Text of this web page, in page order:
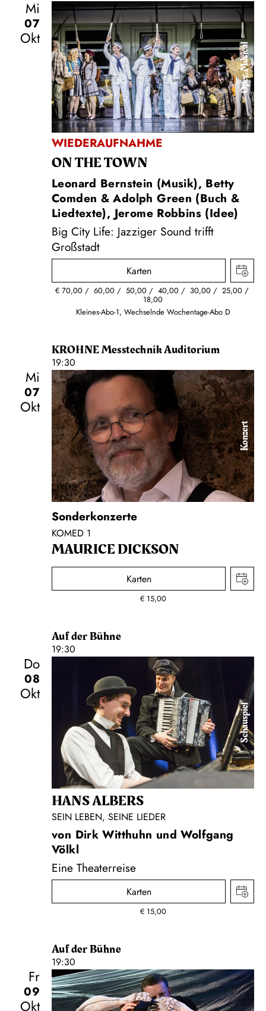
Mi
07
Okt
Oper, Musical
WIEDERAUFNAHME
ON THE TOWN
Leonard Bernstein (Musik), Betty
Comden & Adolph Green (Buch &
Liedtexte), Jerome Robbins (Idee)
Big City Life: Jazziger Sound trifft
Großstadt
Karten
€ 70,00 60,00 50,00 40,00 30,00 25,00
18,00
Kleines-Abo-1, Wechselnde Wochentage-Abo D
KROHNE Messtechnik Auditorium
19:30
Mi
07
Okt
Konzert
Sonderkonzerte
KOMED 1
MAURICE DICKSON
Karten
€ 15,00
Auf der Bühne
19:30
Do
08
Okt
Schauspiel
HANS ALBERS
SEIN LEBEN, SEINE LIEDER
von Dirk Witthuhn und Wolfgang
Völkl
Eine Theaterreise
Karten
€ 15,00
Auf der Bühne
19:30
Fr
09
Okt